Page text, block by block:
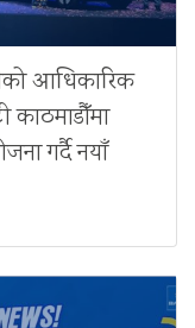
आधिकारिक
काठमाडौँमा
गर्दै नयाँ